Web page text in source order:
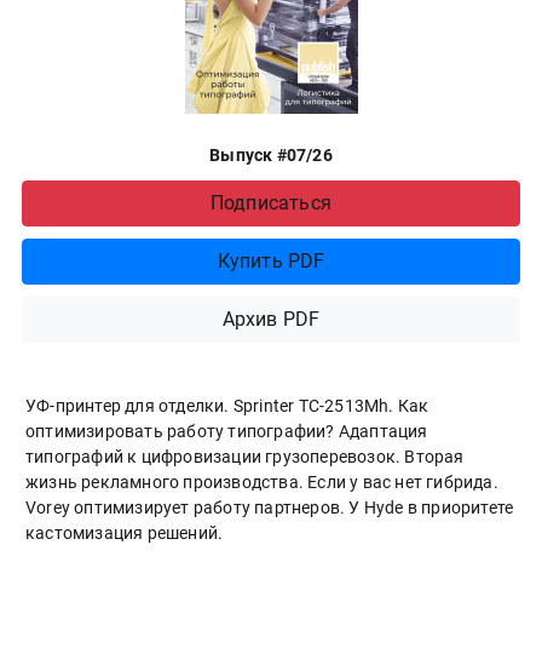
Выпуск #07/26
Подписаться
Купить PDF
Архив PDF
УФ-принтер для отделки. Sprinter ТС-2513Mh. Как
оптимизировать работу типографии? Адаптация
типографий к цифровизации грузоперевозок. Вторая
жизнь рекламного производства. Если у вас нет гибрида.
Vorey оптимизирует работу партнеров. У Hyde в приоритете
кастомизация решений.